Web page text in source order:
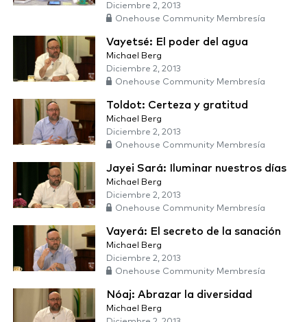
Diciembre 2, 2013
Onehouse Community Membresía
Vayetsé: El poder del agua
Michael Berg
Diciembre 2, 2013
Onehouse Community Membresía
Toldot: Certeza y gratitud
Michael Berg
Diciembre 2, 2013
Onehouse Community Membresía
Jayei Sará: Iluminar nuestros días
Michael Berg
Diciembre 2, 2013
Onehouse Community Membresía
Vayerá: El secreto de la sanación
Michael Berg
Diciembre 2, 2013
Onehouse Community Membresía
Nóaj: Abrazar la diversidad
Michael Berg